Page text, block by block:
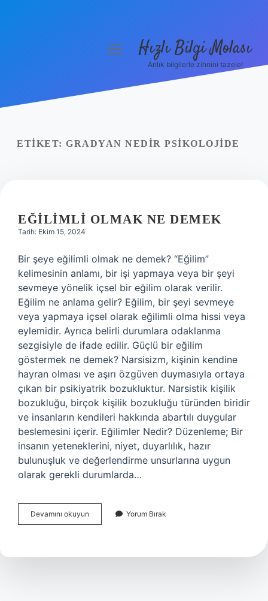
Yasal Uyarı
menüyüHızlı Bilgi Molası
Anlık bilgilerle zihnini tazele!
ETIKET: GRADYAN NEDIR PSIKOLOJIDE
EĞILIMLI OLMAK NE DEMEK
Tarih: Ekim 15, 2024
Bir şeye eğilimli olmak ne demek? “Eğilim”
kelimesinin anlamı, bir işi yapmaya veya bir şeyi
sevmeye yönelik içsel bir eğilim olarak verilir.
Eğilim ne anlama gelir? Eğilim, bir şeyi sevmeye
veya yapmaya içsel olarak eğilimli olma hissi veya
eylemidir. Ayrıca belirli durumlara odaklanma
sezgisiyle de ifade edilir. Güçlü bir eğilim
göstermek ne demek? Narsisizm, kişinin kendine
hayran olması ve aşırı özgüven duymasıyla ortaya
çıkan bir psikiyatrik bozukluktur. Narsistik kişilik
bozukluğu, birçok kişilik bozukluğu türünden biridir
ve insanların kendileri hakkında abartılı duygular
beslemesini içerir. Eğilimler Nedir? Düzenleme; Bir
insanın yeteneklerini, niyet, duyarlılık, hazır
bulunuşluk ve değerlendirme unsurlarına uygun
olarak gerekli durumlarda…
Devamını okuyun
Olmak
Yorum Bırak